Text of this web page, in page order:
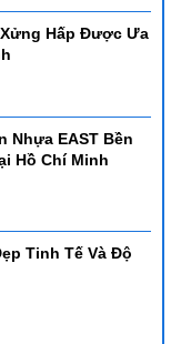
Hấp Được Ưa
Nhựa EAST Bền
Hồ Chí Minh
Tinh Tế Và Độ